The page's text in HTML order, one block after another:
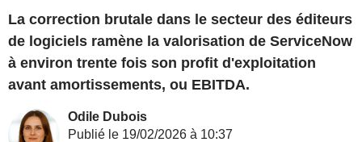
La correction brutale dans le secteur des éditeurs
de logiciels ramène la valorisation de ServiceNow
à environ trente fois son profit d'exploitation
avant amortissements, ou EBITDA.
Odile Dubois
Publié le 19/02/2026 à 10:37